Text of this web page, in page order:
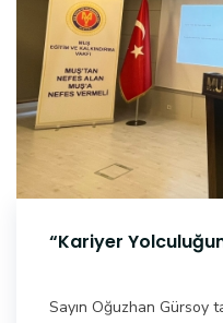
“Kariyer
Sayın Oğuzhan Gürsoy